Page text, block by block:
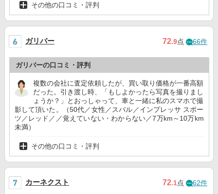
その他の口コミ・評判
ガリバー 72.9点 66件
ガリバーの口コミ・評判
複数の会社に査定依頼したが、買い取り価格が一番高額
だった。引き渡し時、「もしよかったら写真を撮りまし
ょうか？」とおっしゃって、車と一緒に私のスマホで撮
影して頂いた。（50代／女性／スバル／インプレッサ スポー
ツ／レッド／／覚えていない・わからない／7万km～10万km
未満）
その他の口コミ・評判
カーネクスト 72.1点 62件